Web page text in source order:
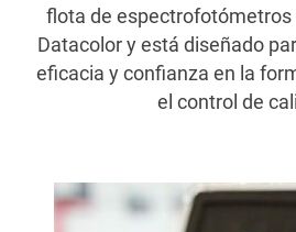
flota de espectrofotómetros
Datacolor y está diseñado
eficacia y confianza en la
el control de